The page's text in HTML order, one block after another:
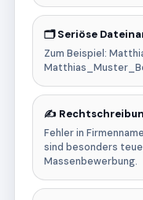
🗂️ Seriöse
Zum Beispiel:
✍️
Fehler in
sind besonders
Massenbewerbung.